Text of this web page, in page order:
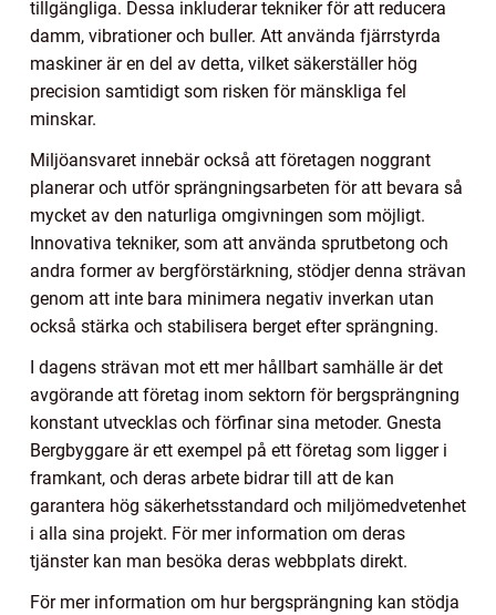
tillgängliga. Dessa inkluderar tekniker för att reducera
damm, vibrationer och buller. Att använda fjärrstyrda
maskiner är en del av detta, vilket säkerställer hög
precision samtidigt som risken för mänskliga fel
minskar.
Miljöansvaret innebär också att företagen noggrant
planerar och utför sprängningsarbeten för att bevara så
mycket av den naturliga omgivningen som möjligt.
Innovativa tekniker, som att använda sprutbetong och
andra former av bergförstärkning, stödjer denna strävan
genom att inte bara minimera negativ inverkan utan
också stärka och stabilisera berget efter sprängning.
I dagens strävan mot ett mer hållbart samhälle är det
avgörande att företag inom sektorn för bergsprängning
konstant utvecklas och förfinar sina metoder. Gnesta
Bergbyggare är ett exempel på ett företag som ligger i
framkant, och deras arbete bidrar till att de kan
garantera hög säkerhetsstandard och miljömedvetenhet
i alla sina projekt. För mer information om deras
tjänster kan man besöka deras webbplats direkt.
För mer information om hur bergsprängning kan stödja